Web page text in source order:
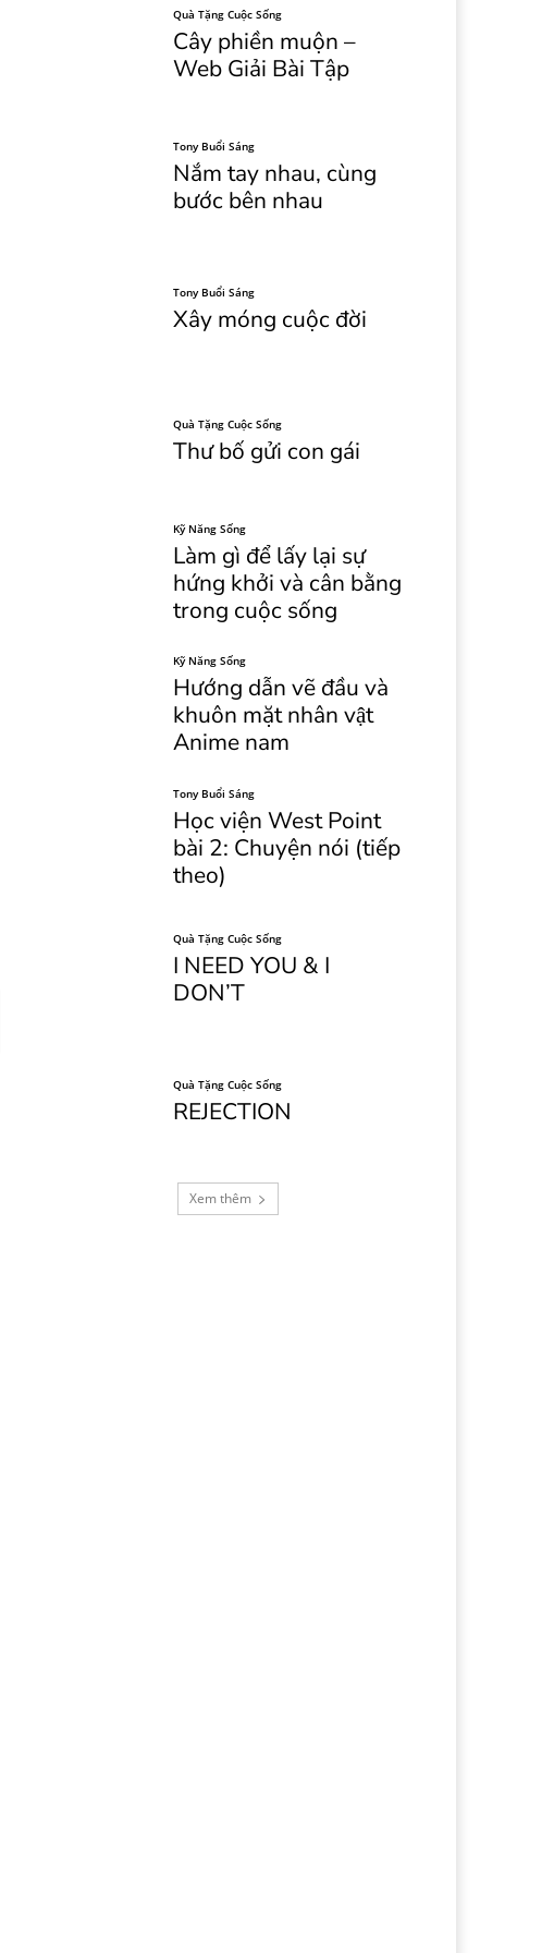
Quà Tặng Cuộc Sống
Cây phiền muộn –
Web Giải Bài Tập
Tony Buổi Sáng
Nắm tay nhau, cùng
bước bên nhau
Tony Buổi Sáng
Xây móng cuộc đời
Quà Tặng Cuộc Sống
Thư bố gửi con gái
Kỹ Năng Sống
Làm gì để lấy lại sự
hứng khởi và cân bằng
trong cuộc sống
Kỹ Năng Sống
Hướng dẫn vẽ đầu và
khuôn mặt nhân vật
Anime nam
Tony Buổi Sáng
Học viện West Point
bài 2: Chuyện nói (tiếp
theo)
Quà Tặng Cuộc Sống
I NEED YOU & I
DON’T
Quà Tặng Cuộc Sống
REJECTION
Xem thêm